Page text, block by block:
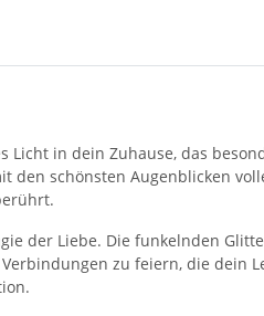
in dein Zuhause, das
schönsten Augenblicken
der Liebe. Die funkelnden
zu feiern, die dein